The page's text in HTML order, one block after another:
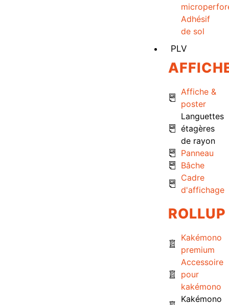
Adhésif
de sol
PLV
Affiche &
poster
Languettes
étagères
de rayon
Panneau
Bâche
Cadre
d'affichage
ROLLUP
Kakémono
premium
Accessoire
pour
kakémono
Kakémono